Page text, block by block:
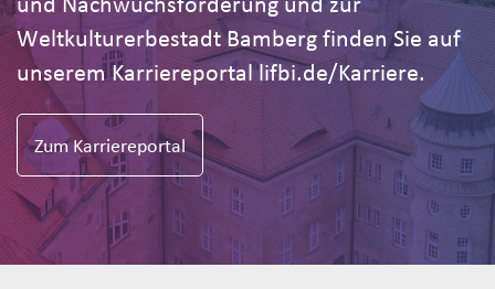
Weltkulturerbestadt Bamberg finden Sie auf
unserem Karriereportal lifbi.de/Karriere.
Zum Karriereportal